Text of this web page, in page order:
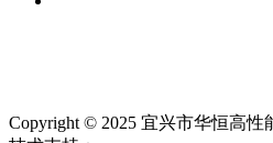
Copyright © 2025 宜兴市华恒高